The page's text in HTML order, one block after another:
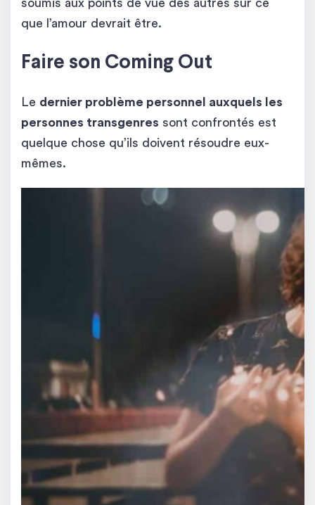
soumis aux points de vue des autres sur ce
que l’amour devrait être.
Faire son Coming Out
Le dernier problème personnel auxquels les
personnes transgenres sont confrontés est
quelque chose qu’ils doivent résoudre eux-
mêmes.